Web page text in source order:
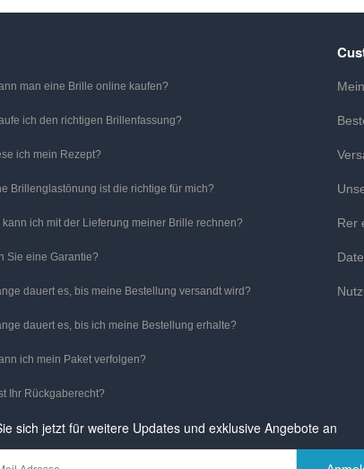
man eine Brille online kaufen?
ich den richtigen Brillenfassung?
ich mein Rezept?
Brillenglastönung ist die richtige für mich?
kann ich mit der Lieferung meiner Brille rechnen?
Sie eine Garantie?
dauert es, bis meine Bestellung versandt wird?
dauert es, bis ich meine Bestellung erhalte?
ich mein Paket verfolgen?
Ihr Rückgaberecht?
Rer
sich jetzt für weitere Updates und exklusive Angebote an